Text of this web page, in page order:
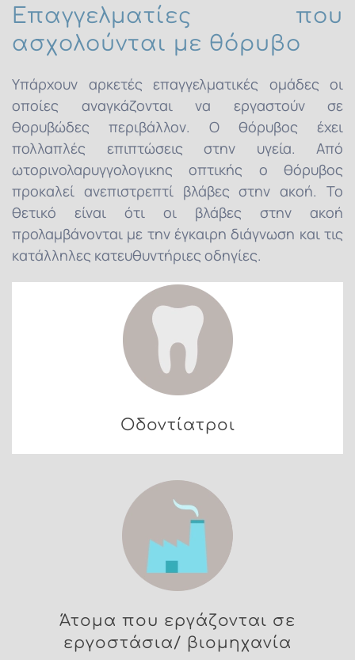
Επαγγελματίες που
ασχολούνται με θόρυβο
Υπάρχουν αρκετές επαγγελματικές ομάδες οι
οποίες αναγκάζονται να εργαστούν σε
θορυβώδες περιβάλλον. O θόρυβος έχει
πολλαπλές επιπτώσεις στην υγεία. Από
ωτορινολαρυγγολογικης οπτικής ο θόρυβος
προκαλεί ανεπιστρεπτί βλάβες στην ακοή. Το
θετικό είναι ότι οι βλάβες στην ακοή
προλαμβάνονται με την έγκαιρη διάγνωση και τις
κατάλληλες κατευθυντήριες οδηγίες.
Οδοντίατροι
Άτομα που εργάζονται σε
εργοστάσια/ βιομηχανία